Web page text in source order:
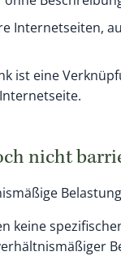
Internetseiten,
ist eine
nicht
Belastung
keine